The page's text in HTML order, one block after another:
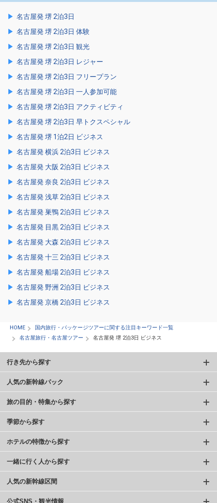
名古屋発 堺 2泊3日
名古屋発 堺 2泊3日 体験
名古屋発 堺 2泊3日 観光
名古屋発 堺 2泊3日 レジャー
名古屋発 堺 2泊3日 フリープラン
名古屋発 堺 2泊3日 一人参加可能
名古屋発 堺 2泊3日 アクティビティ
名古屋発 堺 2泊3日 早トクスペシャル
名古屋発 堺 1泊2日 ビジネス
名古屋発 横浜 2泊3日 ビジネス
名古屋発 大阪 2泊3日 ビジネス
名古屋発 奈良 2泊3日 ビジネス
名古屋発 浅草 2泊3日 ビジネス
名古屋発 巣鴨 2泊3日 ビジネス
名古屋発 目黒 2泊3日 ビジネス
名古屋発 大森 2泊3日 ビジネス
名古屋発 十三 2泊3日 ビジネス
名古屋発 船場 2泊3日 ビジネス
名古屋発 野洲 2泊3日 ビジネス
名古屋発 京橋 2泊3日 ビジネス
HOME
国内旅行・パッケージツアーに関する注目キーワード一覧
名古屋旅行・名古屋ツアー
名古屋発 堺 2泊3日 ビジネス
行き先から探す
人気の新幹線パック
旅の目的・特集から探す
季節から探す
ホテルの特徴から探す
一緒に行く人から探す
人気の新幹線区間
公式SNS・観光情報